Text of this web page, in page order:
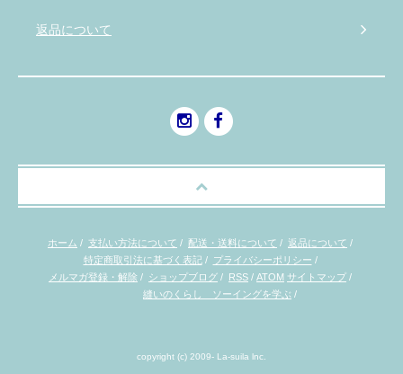
返品について
ホーム / 支払い方法について / 配送・送料について / 返品について /
特定商取引法に基づく表記 / プライバシーポリシー /
メルマガ登録・解除 / ショップブログ / RSS / ATOM サイトマップ /
縫いのくらし ソーイングを学ぶ /
copyright (c) 2009- La-suila lnc.